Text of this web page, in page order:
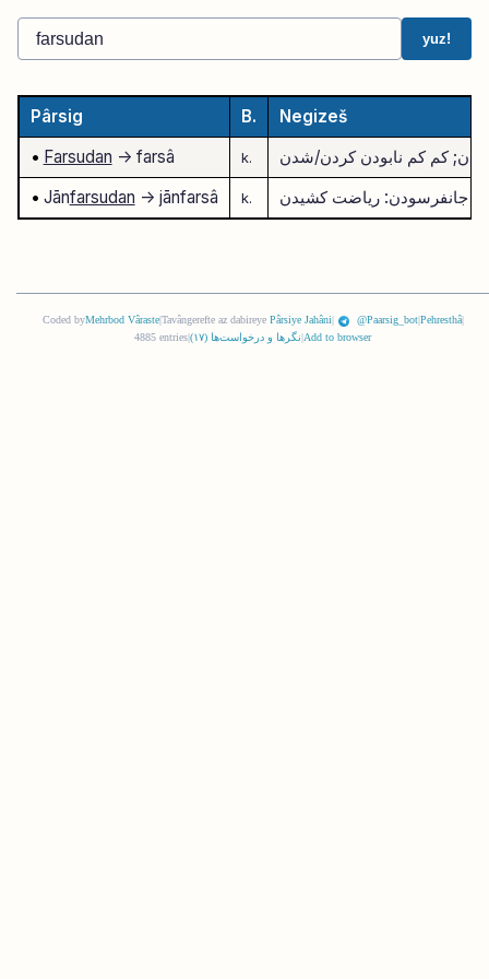
yuz!
Pârsig B.
Negizeš
• Farsudan -> farsâ k.
کم کم نابودن کردن/شدن
• Jānfarsudan -> jānfarsâ k. جانفرسودن: ریاضت کشیدن
Coded byMehrbod Vâraste|Tavângerefte az dabireye Pârsiye Jahâni| @Paarsig_bot|Pehresthâ|
4885 entries
نگرها و درخواست‌ها (١٧) Add to browser